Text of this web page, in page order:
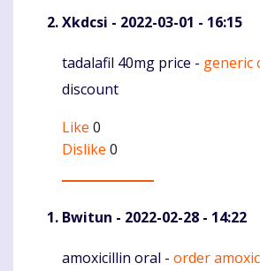
Xkdcsi - 2022-03-01 - 16:15
Komentaras
tadalafil 40mg price - generic
discount
Like 0
Dislike 0
Bwitun - 2022-02-28 - 14:22
Komentaras
amoxicillin oral - order